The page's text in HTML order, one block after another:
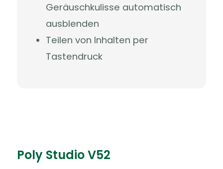
Geräuschkulisse automatisch
ausblenden
Teilen von Inhalten per
Tastendruck
Poly Studio V52